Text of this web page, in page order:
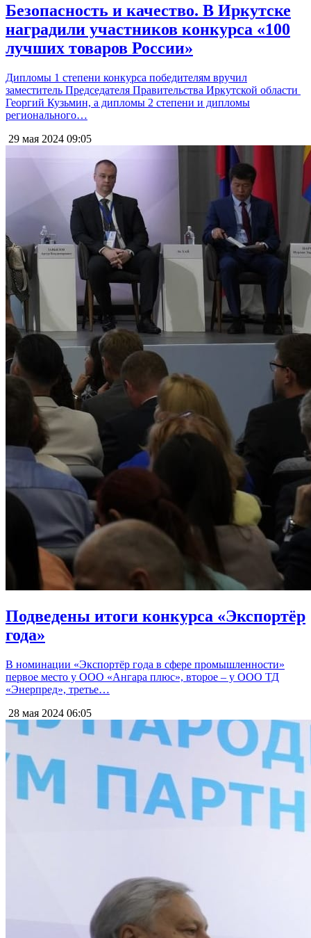
Безопасность и качество. В Иркутске
наградили участников конкурса «100
лучших товаров России»
Дипломы 1 степени конкурса победителям вручил
заместитель Председателя Правительства Иркутской области
Георгий Кузьмин, а дипломы 2 степени и дипломы
регионального…
29 мая 2024 09:05
Подведены итоги конкурса «Экспортёр
года»
В номинации «Экспортёр года в сфере промышленности»
первое место у ООО «Ангара плюс», второе – у ООО ТД
«Энерпред», третье…
28 мая 2024 06:05